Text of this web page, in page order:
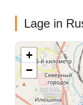
Lage in
+
−